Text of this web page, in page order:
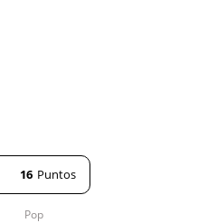
16 Puntos
Pop